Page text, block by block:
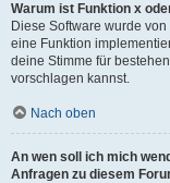
Warum ist Funktion x
Diese Software wurde
eine Funktion
deine Stimme für
vorschlagen kannst.
Nach oben
An wen soll ich mich
Anfragen zu diesem